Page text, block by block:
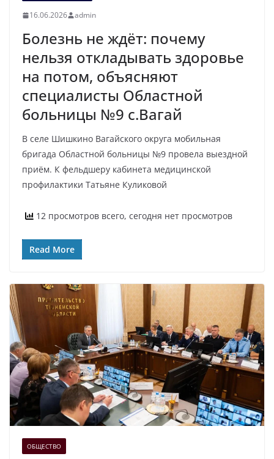
16.06.2026 admin
Болезнь не ждёт: почему
нельзя откладывать здоровье
на потом, объясняют
специалисты Областной
больницы №9 с.Вагай
В селе Шишкино Вагайского округа мобильная
бригада Областной больницы №9 провела выездной
приём. К фельдшеру кабинета медицинской
профилактики Татьяне Куликовой
12 просмотров всего, сегодня нет просмотров
Read More
ОБЩЕСТВО